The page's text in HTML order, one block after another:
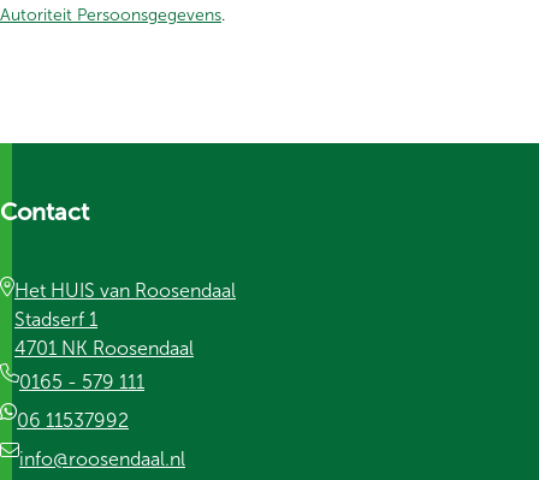
Autoriteit Persoonsgegevens(opent in nieuw tabblad)
.
Contact
Het HUIS van Roosendaal
Stadserf 1
4701 NK Roosendaal
0165 - 579 111
06 11537992
info@roosendaal.nl